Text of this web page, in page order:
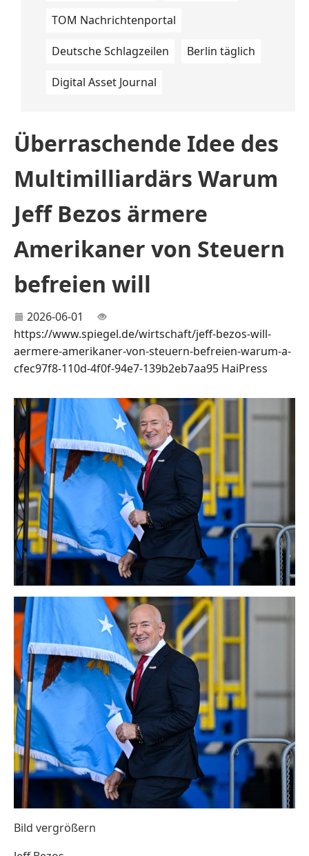
TOM Nachrichtenportal
Deutsche Schlagzeilen Berlin täglich
Digital Asset Journal
Überraschende Idee des
Multimilliardärs Warum
Jeff Bezos ärmere
Amerikaner von Steuern
befreien will
2026-06-01
https://www.spiegel.de/wirtschaft/jeff-bezos-will-
aermere-amerikaner-von-steuern-befreien-warum-a-
cfec97f8-110d-4f0f-94e7-139b2eb7aa95 HaiPress
Bild vergrößern